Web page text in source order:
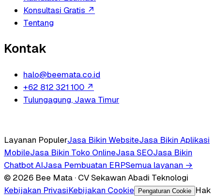
Konsultasi Gratis ↗
Tentang
Kontak
halo@beemata.co.id
+62 812 321 100 ↗
Tulungagung, Jawa Timur
Layanan PopulerJasa Bikin WebsiteJasa Bikin Aplikasi
MobileJasa Bikin Toko OnlineJasa SEOJasa Bikin
Chatbot AIJasa Pembuatan ERPSemua layanan →
© 2026 Bee Mata · CV Sekawan Abadi Teknologi
Kebijakan PrivasiKebijakan Cookie Pengaturan Cookie
Hak